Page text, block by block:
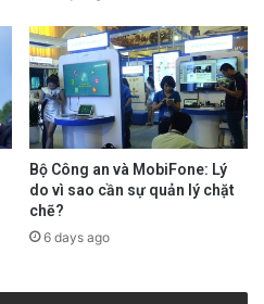
Bộ Công an và MobiFone: Lý
do vì sao cần sự quản lý chặt
chẽ?
6 days ago